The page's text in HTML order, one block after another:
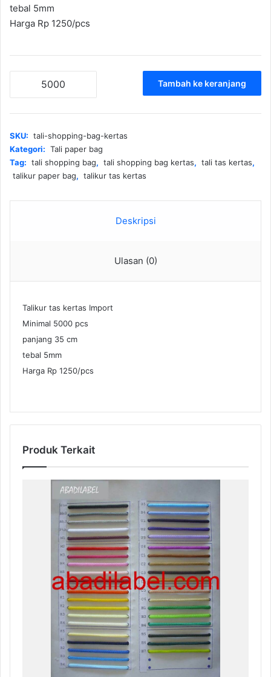
tebal 5mm
Harga Rp 1250/pcs
bag
Tambah ke keranjang
SKU: tali-shopping-bag-kertas
Kategori: Tali paper bag
Tag: tali shopping bag, tali shopping bag kertas, tali tas kertas,
talikur paper bag, talikur tas kertas
Deskripsi
Ulasan (0)
Talikur tas kertas Import
Minimal 5000 pcs
panjang 35 cm
tebal 5mm
Harga Rp 1250/pcs
Produk Terkait